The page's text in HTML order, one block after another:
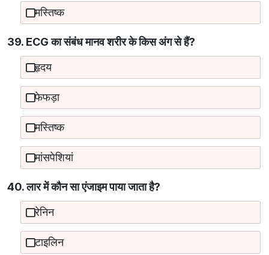
मस्तिष्क
39. ECG का संबंध मानव शरीर के किस अंग से हैं?
हृदय
फेफड़ा
मस्तिष्क
मांसपेशियां
40. लार में कौन सा एंजाइम पाया जाता है?
रेनिन
टाइलिन